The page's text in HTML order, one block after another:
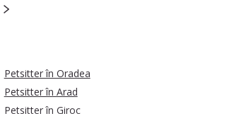
Petsitter în Oradea
Petsitter în Arad
Petsitter în Giroc